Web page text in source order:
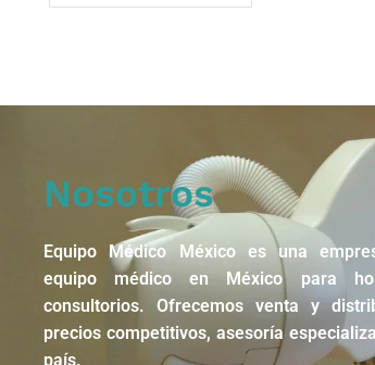
Nosotros
Equipo Médico México es una
equipo médico en México para
consultorios. Ofrecemos venta y
precios competitivos, asesoría
país.